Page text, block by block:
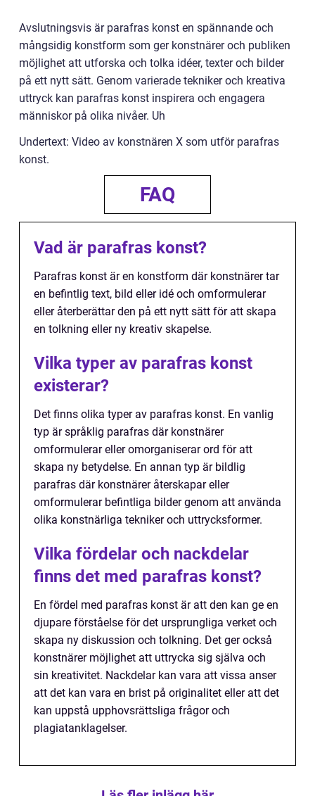
Avslutningsvis är parafras konst en spännande och
mångsidig konstform som ger konstnärer och publiken
möjlighet att utforska och tolka idéer, texter och bilder
på ett nytt sätt. Genom varierade tekniker och kreativa
uttryck kan parafras konst inspirera och engagera
människor på olika nivåer. Uh
Undertext: Video av konstnären X som utför parafras
konst.
FAQ
Vad är parafras konst?
Parafras konst är en konstform där konstnärer tar
en befintlig text, bild eller idé och omformulerar
eller återberättar den på ett nytt sätt för att skapa
en tolkning eller ny kreativ skapelse.
Vilka typer av parafras konst
existerar?
Det finns olika typer av parafras konst. En vanlig
typ är språklig parafras där konstnärer
omformulerar eller omorganiserar ord för att
skapa ny betydelse. En annan typ är bildlig
parafras där konstnärer återskapar eller
omformulerar befintliga bilder genom att använda
olika konstnärliga tekniker och uttrycksformer.
Vilka fördelar och nackdelar
finns det med parafras konst?
En fördel med parafras konst är att den kan ge en
djupare förståelse för det ursprungliga verket och
skapa ny diskussion och tolkning. Det ger också
konstnärer möjlighet att uttrycka sig själva och
sin kreativitet. Nackdelar kan vara att vissa anser
att det kan vara en brist på originalitet eller att det
kan uppstå upphovsrättsliga frågor och
plagiatanklagelser.